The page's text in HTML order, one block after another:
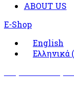
ABOUT US
E-Shop
English
Ελληνικά (